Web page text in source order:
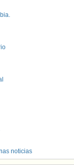
noticias